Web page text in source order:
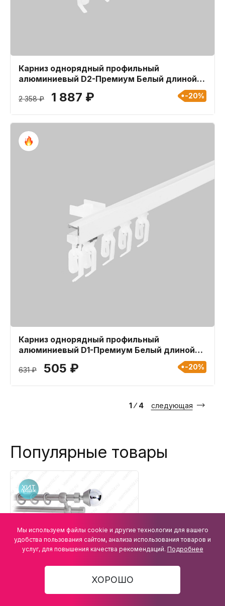
Карниз однорядный профильный
алюминиевый D2-Премиум Белый длиной
2 358 ₽ 1 887 ₽ -20%
Карниз однорядный профильный
алюминиевый D1-Премиум Белый длиной
631 ₽ 505 ₽ -20%
1 ⁄ 4 следующая
Популярные товары
Хит
продаж
Карниз двухрядный
металлический Мельба
Сатин 16мм длиной 360
-20%
Мы используем файлы cookie и другие технологии для вашего
удобства пользования сайтом, анализа использования товаров и
услуг, для повышения качества рекомендаций. Подробнее
ХОРОШО